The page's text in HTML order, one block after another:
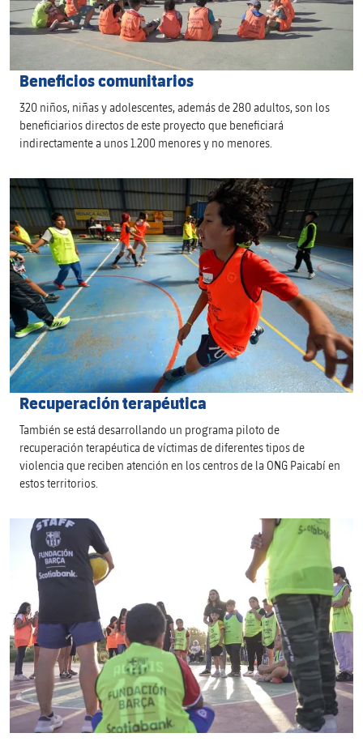
Beneficios comunitarios
320 niños, niñas y adolescentes, además de 280 adultos, son los
beneficiarios directos de este proyecto que beneficiará
indirectamente a unos 1.200 menores y no menores.
Recuperación terapéutica
También se está desarrollando un programa piloto de
recuperación terapéutica de víctimas de diferentes tipos de
violencia que reciben atención en los centros de la ONG Paicabí en
estos territorios.